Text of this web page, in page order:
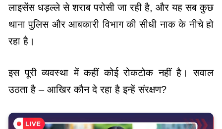
लाइसेंस धड़ल्ले से शराब परोसी जा रही है, और यह सब कुछ
थाना पुलिस और आबकारी विभाग की सीधी नाक के नीचे हो
रहा है।
इस पूरी व्यवस्था में कहीं कोई रोकटोक नहीं है। सवाल
उठता है – आखिर कौन दे रहा है इन्हें संरक्षण?